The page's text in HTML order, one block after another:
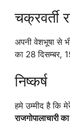
चक्रवर्ती
अपनी वेशभूषा से
का 28 दिसम्बर,
निष्कर्ष
हमे उम्मीद है कि
राजगोपालाचारी